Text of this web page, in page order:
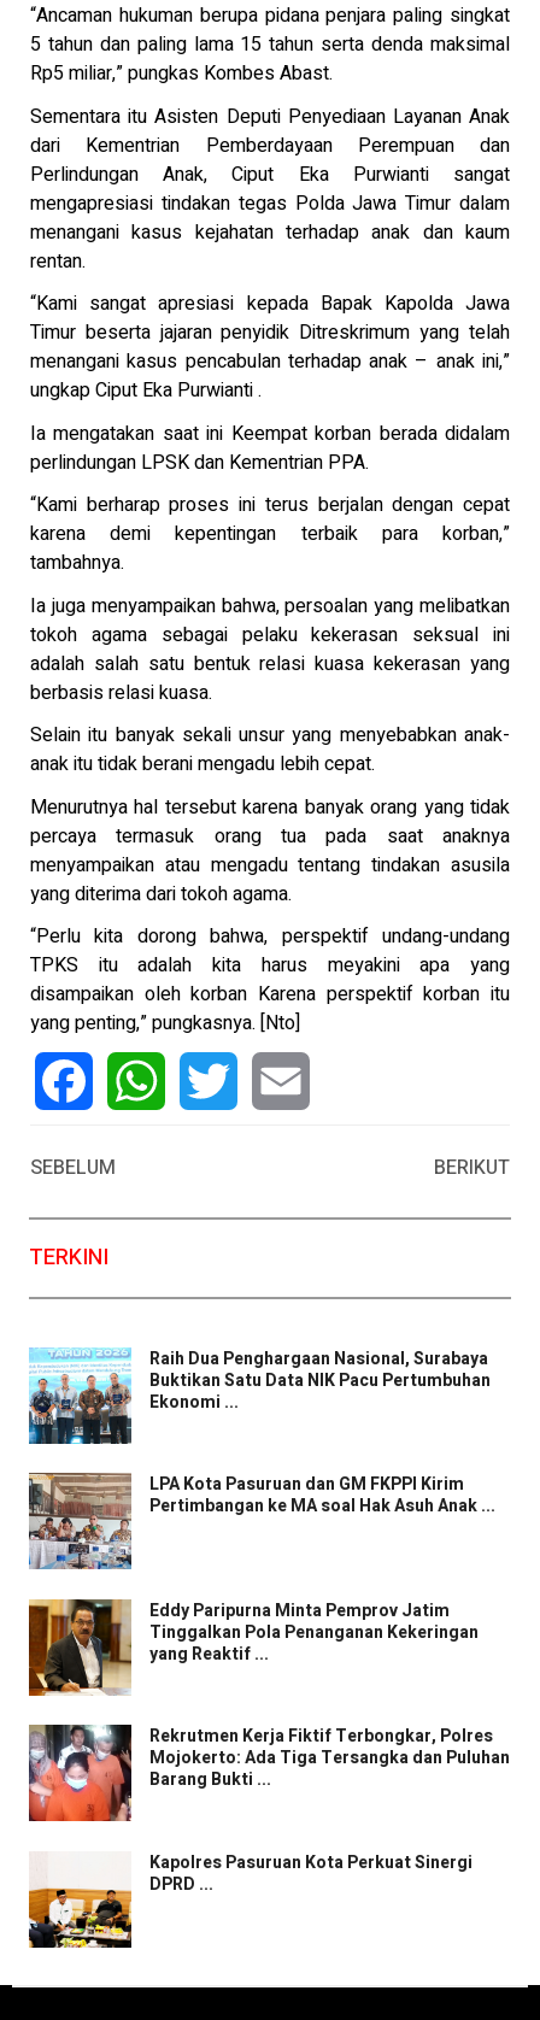
“Ancaman hukuman berupa pidana penjara paling singkat
5 tahun dan paling lama 15 tahun serta denda maksimal
Rp5 miliar,” pungkas Kombes Abast.
Sementara itu Asisten Deputi Penyediaan Layanan Anak
dari Kementrian Pemberdayaan Perempuan dan
Perlindungan Anak, Ciput Eka Purwianti sangat
mengapresiasi tindakan tegas Polda Jawa Timur dalam
menangani kasus kejahatan terhadap anak dan kaum
rentan.
“Kami sangat apresiasi kepada Bapak Kapolda Jawa
Timur beserta jajaran penyidik Ditreskrimum yang telah
menangani kasus pencabulan terhadap anak – anak ini,”
ungkap Ciput Eka Purwianti .
Ia mengatakan saat ini Keempat korban berada didalam
perlindungan LPSK dan Kementrian PPA.
“Kami berharap proses ini terus berjalan dengan cepat
karena demi kepentingan terbaik para korban,”
tambahnya.
Ia juga menyampaikan bahwa, persoalan yang melibatkan
tokoh agama sebagai pelaku kekerasan seksual ini
adalah salah satu bentuk relasi kuasa kekerasan yang
berbasis relasi kuasa.
Selain itu banyak sekali unsur yang menyebabkan anak-
anak itu tidak berani mengadu lebih cepat.
Menurutnya hal tersebut karena banyak orang yang tidak
percaya termasuk orang tua pada saat anaknya
menyampaikan atau mengadu tentang tindakan asusila
yang diterima dari tokoh agama.
“Perlu kita dorong bahwa, perspektif undang-undang
TPKS itu adalah kita harus meyakini apa yang
disampaikan oleh korban Karena perspektif korban itu
yang penting,” pungkasnya. [Nto]
SEBELUM
BERIKUT
TERKINI
Raih Dua Penghargaan Nasional, Surabaya
Buktikan Satu Data NIK Pacu Pertumbuhan
Ekonomi ...
LPA Kota Pasuruan dan GM FKPPI Kirim
Pertimbangan ke MA soal Hak Asuh Anak ...
Eddy Paripurna Minta Pemprov Jatim
Tinggalkan Pola Penanganan Kekeringan
yang Reaktif ...
Rekrutmen Kerja Fiktif Terbongkar, Polres
Mojokerto: Ada Tiga Tersangka dan Puluhan
Barang Bukti ...
Kapolres Pasuruan Kota Perkuat Sinergi
DPRD ...